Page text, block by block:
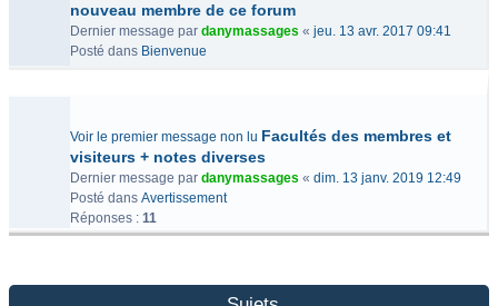
nouveau membre de ce forum
Dernier message par danymassages « jeu. 13 avr. 2017 09:41
Posté dans Bienvenue
Voir le premier message non lu Facultés des membres et
visiteurs + notes diverses
Dernier message par danymassages « dim. 13 janv. 2019 12:49
Posté dans Avertissement
Réponses : 11